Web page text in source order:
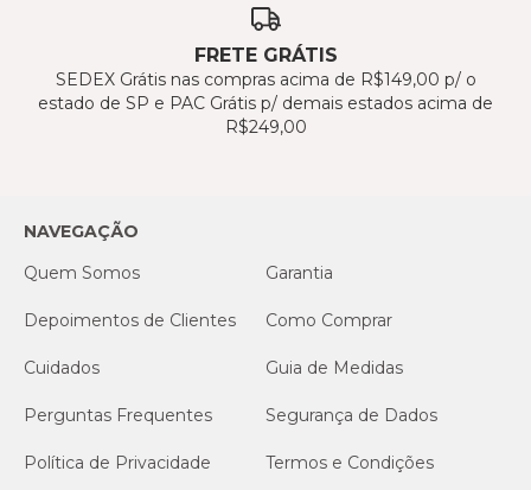
FRETE GRÁTIS
SEDEX Grátis nas compras acima de R$149,00 p/ o
estado de SP e PAC Grátis p/ demais estados acima de
R$249,00
NAVEGAÇÃO
Quem Somos
Garantia
Depoimentos de Clientes Como Comprar
Cuidados Guia de Medidas
Perguntas Frequentes Segurança de Dados
Política de Privacidade Termos e Condições